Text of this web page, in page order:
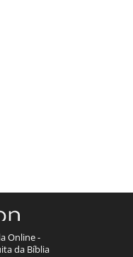
Online -
da Bíblia